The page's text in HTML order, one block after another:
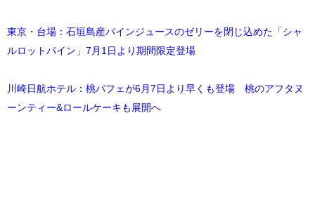
東京・台場：石垣島産パインジュースのゼリーを閉じ込めた「シャ
ルロットパイン」7月1日より期間限定登場
川崎日航ホテル：桃パフェが6月7日より早くも登場 桃のアフタヌ
ーンティー&ロールケーキも展開へ